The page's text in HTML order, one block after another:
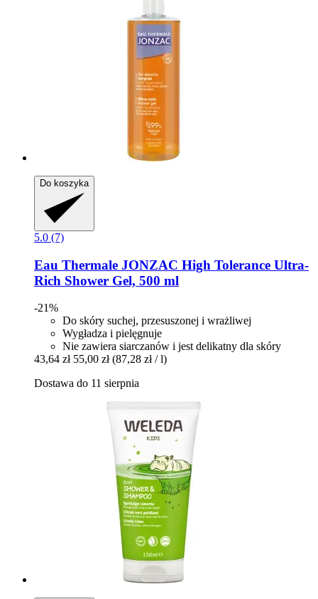
Do koszyka
5.0 (7)
Eau Thermale JONZAC High Tolerance Ultra-​
Rich Shower Gel, 500 ml
-21%
Do skóry suchej, przesuszonej i wrażliwej
Wygładza i pielęgnuje
Nie zawiera siarczanów i jest delikatny dla skóry
43,64 zł 55,00 zł (87,28 zł / l)
Dostawa do 11 sierpnia